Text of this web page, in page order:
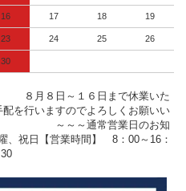
16 17 18 19
23 24 25 26
30
８月８日～１６日まで休業いた
を行いますのでよろしくお願いい
通常営業日のお知
、祝日【営業時間】 8：00～16：
30